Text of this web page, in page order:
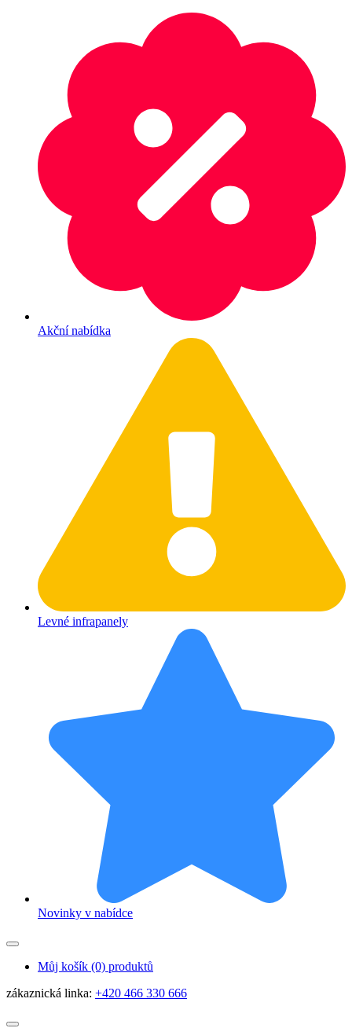
Akční nabídka
Levné infrapanely
Novinky v nabídce
Můj košík (0) produktů
zákaznická linka: +420 466 330 666